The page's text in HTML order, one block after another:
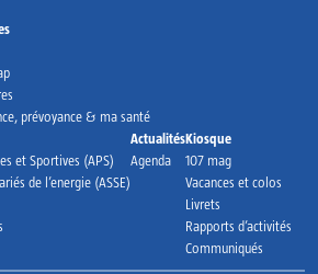
prévoyance & ma santé
et Sportives (APS)
de l’energie (ASSE)
Actualités
Agenda
Kiosque
107 mag
Vacances et colos
Livrets
Rapports d’activités
Communiqués